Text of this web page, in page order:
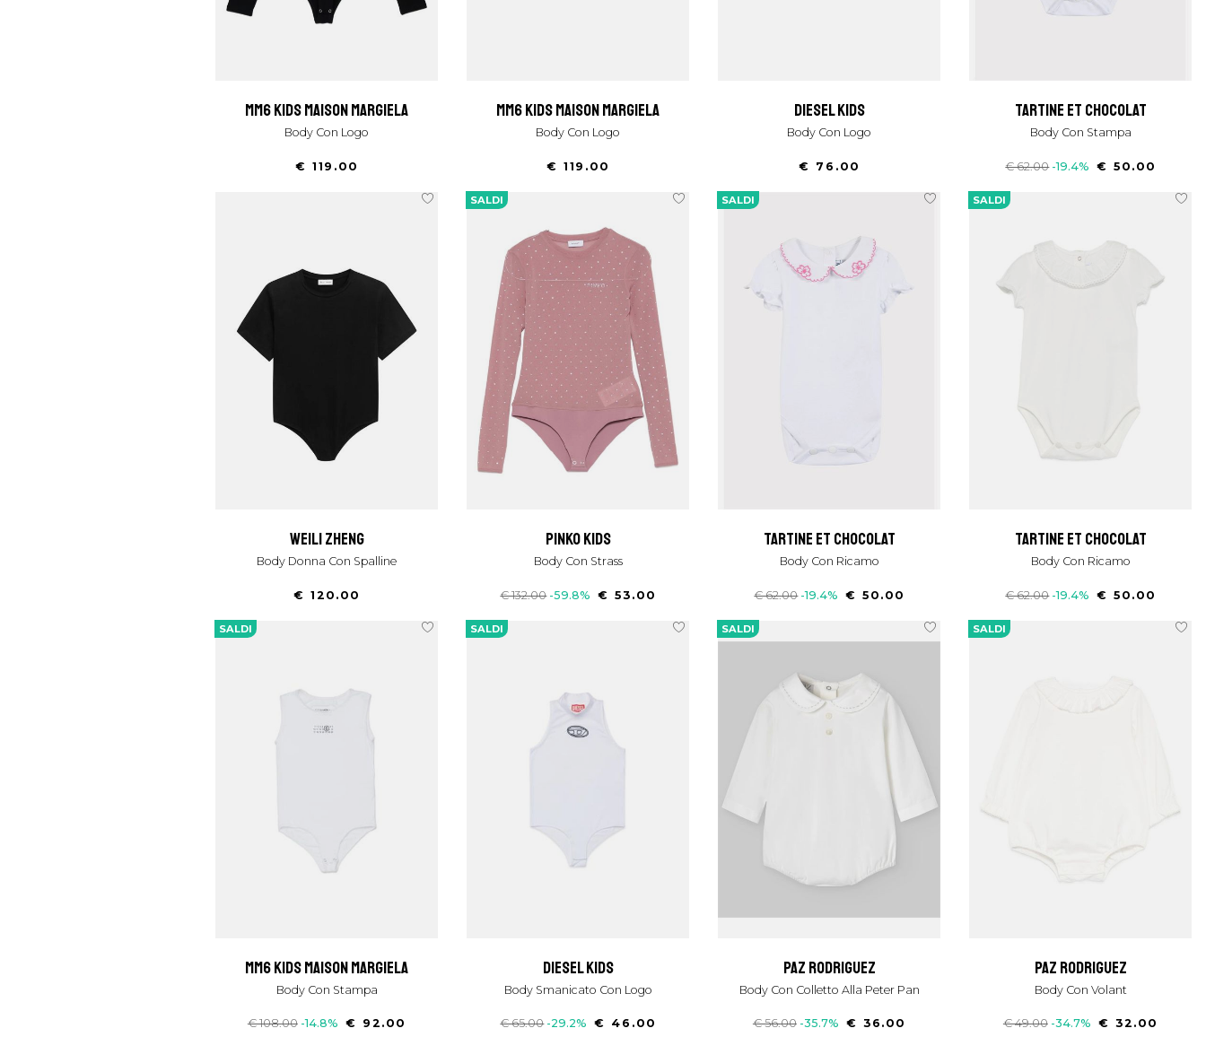
mm6 kids maison margiela
Body Con Logo
€ 119.00
mm6 kids maison margiela
Body Con Logo
€ 119.00
diesel kids
Body Con Logo
€ 76.00
tartine et chocolat
Body Con Stampa
€ 62.00 -19.4% € 50.00
weili zheng
Body Donna Con Spalline
€ 120.00
SALDI
pinko kids
Body Con Strass
€ 132.00 -59.8% € 53.00
SALDI
tartine et chocolat
Body Con Ricamo
€ 62.00 -19.4% € 50.00
SALDI
tartine et chocolat
Body Con Ricamo
€ 62.00 -19.4% € 50.00
SALDI
mm6 kids maison margiela
Body Con Stampa
€ 108.00 -14.8% € 92.00
SALDI
diesel kids
Body Smanicato Con Logo
€ 65.00 -29.2% € 46.00
SALDI
paz rodriguez
Body Con Colletto Alla Peter Pan
€ 56.00 -35.7% € 36.00
SALDI
paz rodriguez
Body Con Volant
€ 49.00 -34.7% € 32.00